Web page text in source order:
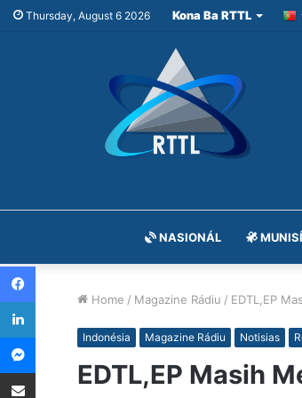
Thursday, August 6 2026 Kona Ba RTTL
NASIONÁL
Home / Magazine Rádiu / EDTL,EP
Indonésia Magazine Rádiu Notisias
EDTL,EP Masih
Facebook
LinkedIn
Messenger